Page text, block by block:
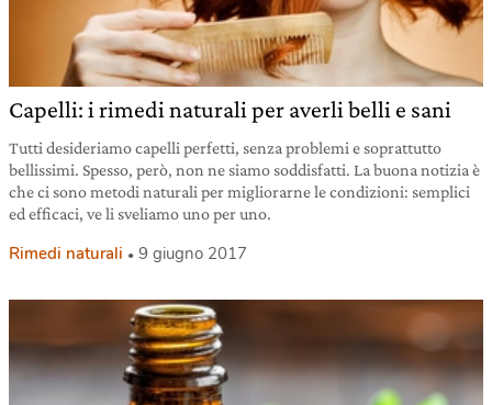
Capelli: i rimedi naturali per averli belli e sani
Tutti desideriamo capelli perfetti, senza problemi e soprattutto
bellissimi. Spesso, però, non ne siamo soddisfatti. La buona notizia è
che ci sono metodi naturali per migliorarne le condizioni: semplici
ed efficaci, ve li sveliamo uno per uno.
Rimedi naturali 9 giugno 2017